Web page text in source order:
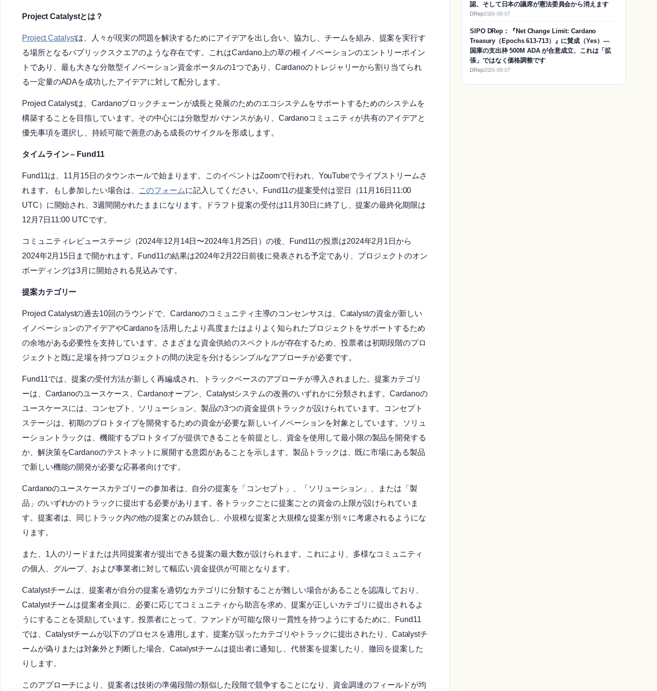
Project Catalystとは？
Project Catalystは、人々が現実の問題を解決するためにアイデアを出し合い、協力し、チームを組み、提案を実行す
る場所となるパブリックスクエアのような存在です。これはCardano上の草の根イノベーションのエントリーポイン
トであり、最も大きな分散型イノベーション資金ポータルの1つであり、Cardanoのトレジャリーから割り当てられ
る一定量のADAを成功したアイデアに対して配分します。
Project Catalystは、Cardanoブロックチェーンが成長と発展のためのエコシステムをサポートするためのシステムを
構築することを目指しています。その中心には分散型ガバナンスがあり、Cardanoコミュニティが共有のアイデアと
優先事項を選択し、持続可能で善意のある成長のサイクルを形成します。
タイムライン – Fund11
Fund11は、11月15日のタウンホールで始まります。このイベントはZoomで行われ、YouTubeでライブストリームさ
れます。もし参加したい場合は、
このフォームに記入してください。Fund11の提案受付は翌日（11月16日11:00
UTC）に開始され、3週間開かれたままになります。ドラフト提案の受付は11月30日に終了し、提案の最終化期限は
12月7日11:00 UTCです。
コミュニティレビューステージ（2024年12月14日〜2024年1月25日）の後、Fund11の投票は2024年2月1日から
2024年2月15日まで開かれます。Fund11の結果は2024年2月22日前後に発表される予定であり、プロジェクトのオン
ボーディングは3月に開始される見込みです。
提案カテゴリー
Project Catalystの過去10回のラウンドで、Cardanoのコミュニティ主導のコンセンサスは、Catalystの資金が新しい
イノベーションのアイデアやCardanoを活用したより高度またはよりよく知られたプロジェクトをサポートするため
の余地がある必要性を支持しています。さまざまな資金供給のスペクトルが存在するため、投票者は初期段階のプロ
ジェクトと既に足場を持つプロジェクトの間の決定を分けるシンプルなアプローチが必要です。
Fund11では、提案の受付方法が新しく再編成され、トラックベースのアプローチが導入されました。提案カテゴリ
ーは、Cardanoのユースケース、Cardanoオープン、Catalystシステムの改善のいずれかに分類されます。Cardanoの
ユースケースには、コンセプト、ソリューション、製品の3つの資金提供トラックが設けられています。コンセプト
ステージは、初期のプロトタイプを開発するための資金が必要な新しいイノベーションを対象としています。ソリュ
ーショントラックは、機能するプロトタイプが提供できることを前提とし、資金を使用して最小限の製品を開発する
か、解決策をCardanoのテストネットに展開する意図があることを示します。製品トラックは、既に市場にある製品
で新しい機能の開発が必要な応募者向けです。
Cardanoのユースケースカテゴリーの参加者は、自分の提案を「コンセプト」、「ソリューション」、または「製
品」のいずれかのトラックに提出する必要があります。各トラックごとに提案ごとの資金の上限が設けられていま
す。提案者は、同じトラック内の他の提案とのみ競合し、小規模な提案と大規模な提案が別々に考慮されるようにな
ります。
また、1人のリードまたは共同提案者が提出できる提案の最大数が設けられます。これにより、多様なコミュニティ
の個人、グループ、および事業者に対して幅広い資金提供が可能となります。
Catalystチームは、提案者が自分の提案を適切なカテゴリに分類することが難しい場合があることを認識しており、
Catalystチームは提案者全員に、必要に応じてコミュニティから助言を求め、提案が正しいカテゴリに提出されるよ
うにすることを奨励しています。投票者にとって、ファンドが可能な限り一貫性を持つようにするために、Fund11
では、Catalystチームが以下のプロセスを適用します。提案が誤ったカテゴリやトラックに提出されたり、Catalystチ
ームが偽りまたは対象外と判断した場合、Catalystチームは提出者に通知し、代替案を提案したり、撤回を提案した
りします。
このアプローチにより、提案者は技術の準備段階の類似した段階で競争することになり、資金調達のフィールドが均
認、そして日本の議席が憲法委員会から消えます
DRep2026-08-07
SIPO DRep：『Net Change Limit: Cardano
Treasury（Epochs 613-713）』に賛成（Yes）―
国庫の支出枠 500M ADA が合意成立、これは「拡
張」ではなく価格調整です
DRep2026-08-07